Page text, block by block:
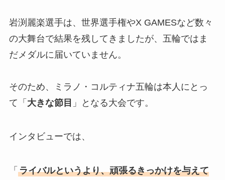
岩渕麗楽選手は、世界選手権やX GAMESなど数々
の大舞台で結果を残してきましたが、五輪ではま
だメダルに届いていません。
そのため、ミラノ・コルティナ五輪は本人にとっ
て「 大きな節目 」となる大会です。
インタビューでは、
「 ライバルというより、頑張るきっかけを与えて